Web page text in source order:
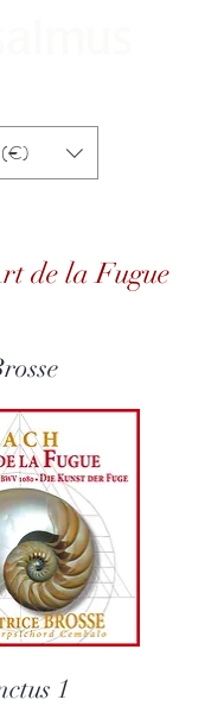
(€)
de la Fugue
1